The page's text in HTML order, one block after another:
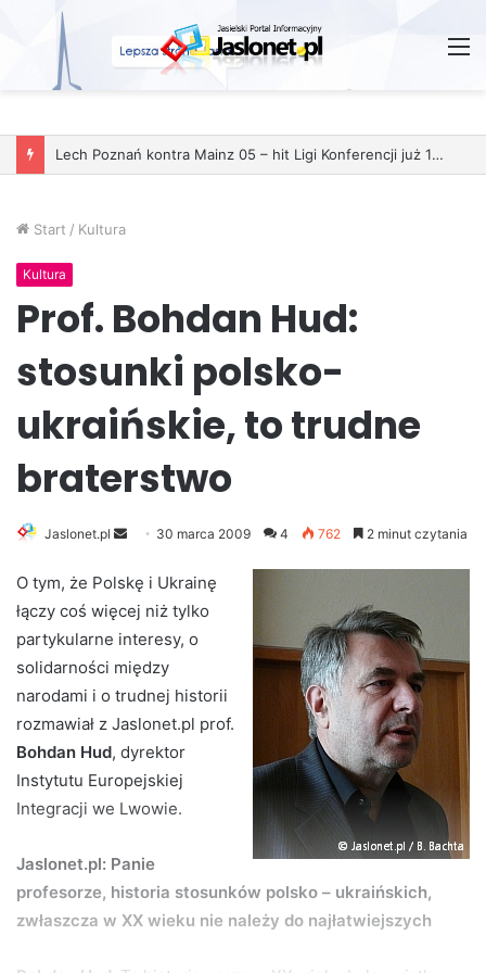
Lech Poznań kontra Mainz 05 – hit Ligi Konferencji już 11 grudnia
Start / Kultura
Kultura
Prof. Bohdan Hud:
stosunki polsko-
ukraińskie, to trudne
braterstwo
Jaslonet.pl
n
d
a
n
e
m
a
30 marca 2009 4 762 2 minut czytania
O tym, że Polskę i Ukrainę
łączy coś więcej niż tylko
partykularne interesy, o
solidarności między
narodami i o trudnej historii
rozmawiał z Jaslonet.pl prof.
Bohdan Hud, dyrektor
Instytutu Europejskiej
Integracji we Lwowie.
Jaslonet.pl: Panie
profesorze, historia stosunków polsko – ukraińskich,
zwłaszcza w XX wieku nie należy do najłatwiejszych